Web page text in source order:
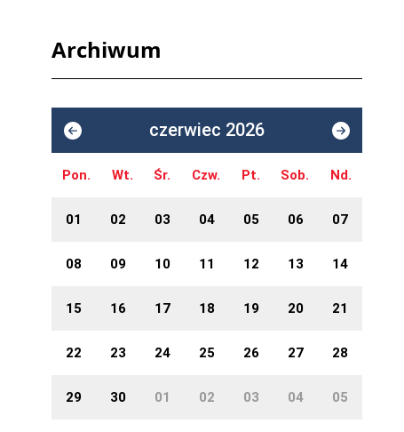
Archiwum
czerwiec 2026
Pon. Wt. Śr. Czw. Pt. Sob. Nd.
01 02 03 04 05 06 07
08 09 10 11 12 13 14
15 16 17 18 19 20 21
22 23 24 25 26 27 28
29 30 01 02 03 04 05